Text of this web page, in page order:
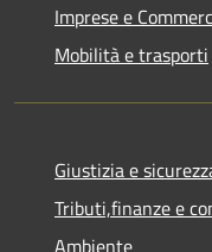
Imprese e
Mobilità e trasporti
Giustizia e
Tributi,finanze e
Ambiente